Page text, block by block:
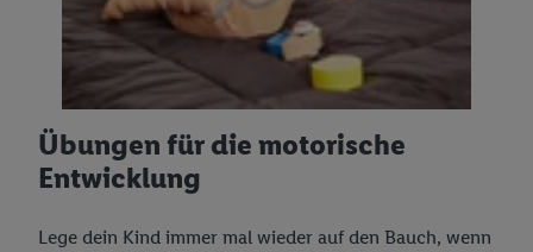
Übungen für die motorische
Entwicklung
Lege dein Kind immer mal wieder auf den Bauch, wenn